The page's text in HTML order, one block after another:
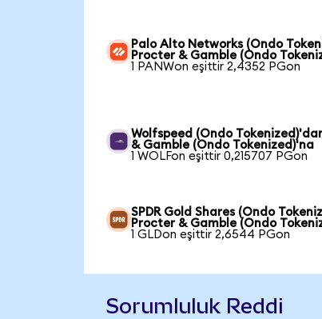
Palo Alto Networks (Ondo
Procter & Gamble (Ondo
1 PANWon eşittir 2,4352 PGon
Wolfspeed (Ondo
& Gamble (Ondo Tokenized)'na
1 WOLFon eşittir 0,215707 PGon
SPDR Gold Shares (Ondo
Procter & Gamble (Ondo
1 GLDon eşittir 2,6544 PGon
Sorumluluk Reddi